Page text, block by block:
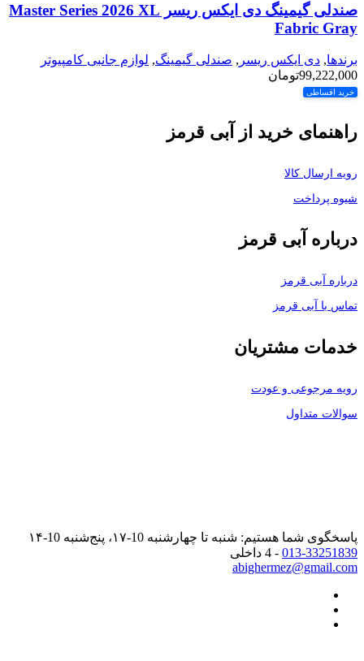
صندلی گیمینگ دی ایکس ریسر Master Series 2026 XL
Fabric Gray
برندها, دی ایکس ریسر , صندلی گیمینگ, لوازم جانبی کامپیوتر
99,222,000تومان
خرید اقساطی
راهنمای خرید از آبی قرمز
رویه ارسال کالا
شیوه پرداخت
درباره آبی قرمز
درباره آبی قرمز
تماس با آبی قرمز
خدمات مشتریان
رویه مرجوعی و عودت
سوالات متداول
پاسخگوی شما هستیم: شنبه تا چهارشنبه 10-۱۷، پنج‌شنبه 10-۱۴
013-33251839 - 4 داخلی
abighermez@gmail.com